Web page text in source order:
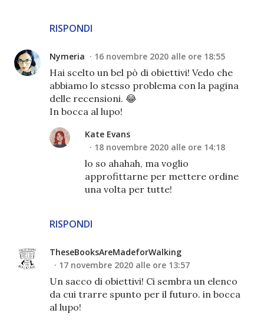
RISPONDI
Nymeria 16 novembre 2020 alle ore 18:55
Hai scelto un bel pò di obiettivi! Vedo che
abbiamo lo stesso problema con la pagina
delle recensioni. 😂
In bocca al lupo!
RISPONDI
Kate Evans
18 novembre 2020 alle ore 14:18
lo so ahahah, ma voglio
approfittarne per mettere ordine
una volta per tutte!
TheseBooksAreMadeforWalking
17 novembre 2020 alle ore 13:57
Un sacco di obiettivi! Ci sembra un elenco
da cui trarre spunto per il futuro. in bocca
al lupo!